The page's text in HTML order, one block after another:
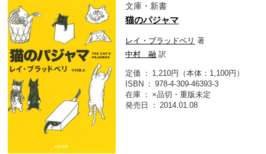
文庫・新書
猫のパジャマ
レイ・ブラッドベリ 著
中村 融 訳
定価
1,210円（本体：1,100円）
ISBN
978-4-309-46393-3
在庫
×品切・重版未定
発売日
2014.01.08